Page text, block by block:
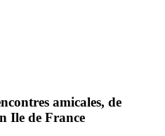
amicales, de
Ile de France